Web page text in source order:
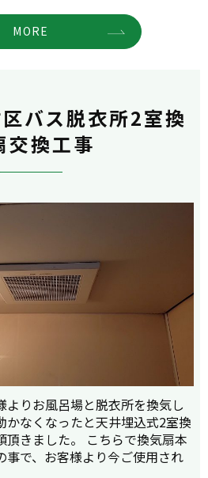
MORE
バス脱衣所2室換
交換工事
よりお風呂場と脱衣所を換気し
かなくなったと天井埋込式2室換
頂きました。 こちらで換気扇本
事で、お客様より今ご使用され